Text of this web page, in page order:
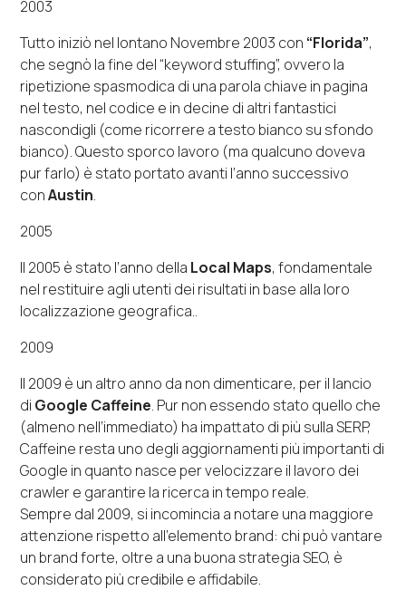
2003
Tutto iniziò nel lontano Novembre 2003 con “Florida”,
che segnò la fine del “keyword stuffing”, ovvero la
ripetizione spasmodica di una parola chiave in pagina
nel testo, nel codice e in decine di altri fantastici
nascondigli (come ricorrere a testo bianco su sfondo
bianco). Questo sporco lavoro (ma qualcuno doveva
pur farlo) è stato portato avanti l’anno successivo
conAustin.
2005
Il 2005 è stato l’anno della Local Maps, fondamentale
nel restituire agli utenti dei risultati in base alla loro
localizzazione geografica..
2009
Il 2009 è un altro anno da non dimenticare, per il lancio
di Google Caffeine. Pur non essendo stato quello che
(almeno nell’immediato) ha impattato di più sulla SERP,
Caffeine resta uno degli aggiornamenti più importanti di
Google in quanto nasce per velocizzare il lavoro dei
crawler e garantire la ricerca in tempo reale.
Sempre dal 2009, si incomincia a notare una maggiore
attenzione rispetto all’elemento brand: chi può vantare
un brand forte, oltre a una buona strategia SEO, è
considerato più credibile e affidabile.